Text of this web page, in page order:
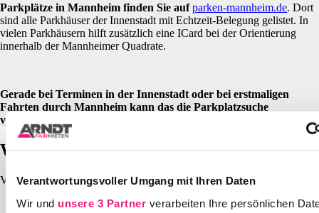
Verantwortungsvoller Umgang mit Ihren Daten
Wir und unsere 3 Partner verarbeiten Ihre persönlichen
Parkplätze in Mannheim finden Sie aufparken-mannheim.de. Dort
sind alle Parkhäuser der Innenstadt mit Echtzeit-Belegung gelistet. In
vielen Parkhäusern hilft zusätzlich eine ICard bei der Orientierung
innerhalb der Mannheimer Quadrate.
Gerade bei Terminen in der Innenstadt oder bei erstmaligen
Fahrten durch Mannheim kann das die Parkplatzsuche
vereinfachen.
Was unterscheidet Arndt?
Vertrauen seit Jahrzehnten aus über 20.000 Bewertungen